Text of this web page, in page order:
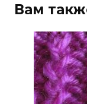
Вам